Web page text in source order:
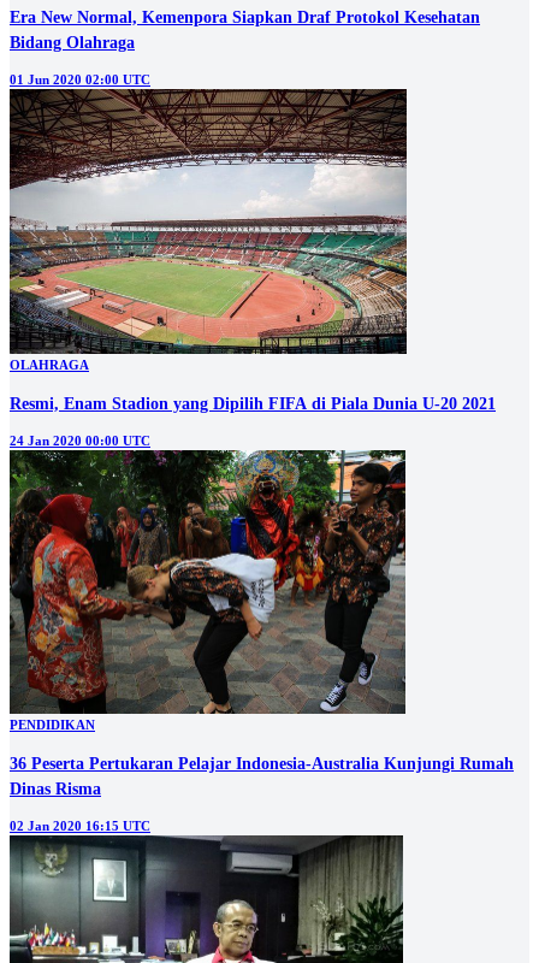
Era New Normal, Kemenpora Siapkan Draf Protokol Kesehatan
Bidang Olahraga
01 Jun 2020 02:00 UTC
OLAHRAGA
Resmi, Enam Stadion yang Dipilih FIFA di Piala Dunia U-20 2021
24 Jan 2020 00:00 UTC
PENDIDIKAN
36 Peserta Pertukaran Pelajar Indonesia-Australia Kunjungi Rumah
Dinas Risma
02 Jan 2020 16:15 UTC